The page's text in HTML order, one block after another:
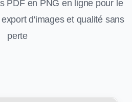
PDF en PNG en ligne pour le
d'images et qualité sans
perte